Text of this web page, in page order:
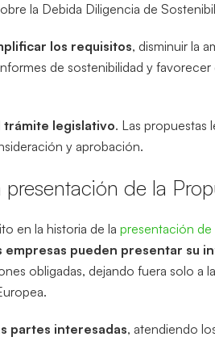
la Debida Diligencia de
los requisitos, disminuir la
de sostenibilidad y
trámite legislativo. Las propuestas
y aprobación.
de la
en la historia de lapresentación de
empresas pueden presentar su
obligadas, dejando fuera solo a
partes interesadas, atendiendo